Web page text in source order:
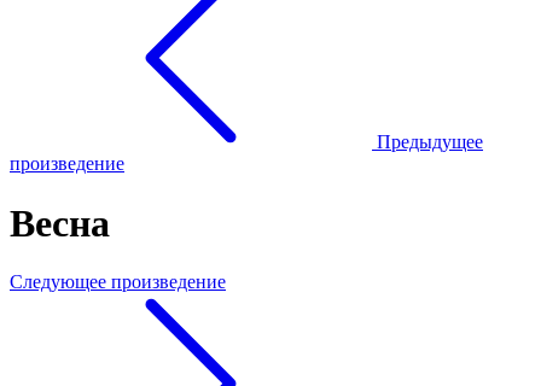
Предыдущее
произведение
Весна
Следующее произведение